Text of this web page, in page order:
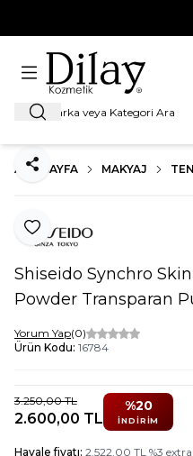
Ara
ANA SAYFA MAKYAJ TEN
Favoriye Ekle
Paylaş
Shiseido Synchro
Powder Transparan
Yorum Yap(0)
Ürün Kodu: 16784
3.250,00TL
2.600,00 TL
%20
İNDIRIM
Havale fiyatı: 2.522,00 TL %3